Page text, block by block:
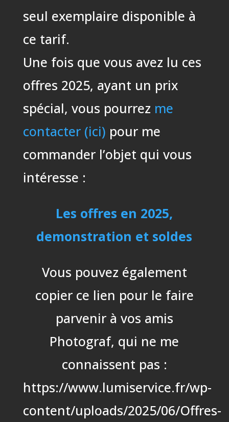
seul exemplaire disponible à
ce tarif.
Une fois que vous avez lu ces
offres 2025, ayant un prix
spécial, vous pourrez me
contacter (ici) pour me
commander l’objet qui vous
intéresse :
Les offres en 2025,
demonstration et soldes
Vous pouvez également
copier ce lien pour le faire
parvenir à vos amis
Photograf, qui ne me
connaissent pas :
https://www.lumiservice.fr/wp-
content/uploads/2025/06/Offres-